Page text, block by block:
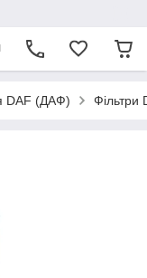
DAF (ДАФ) Фільтри